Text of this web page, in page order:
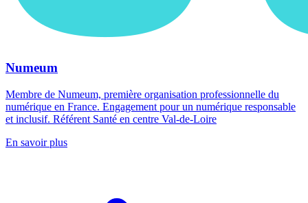
Numeum
Membre de Numeum, première organisation professionnelle du
numérique en France. Engagement pour un numérique responsable
et inclusif. Référent Santé en centre Val-de-Loire
En savoir plus